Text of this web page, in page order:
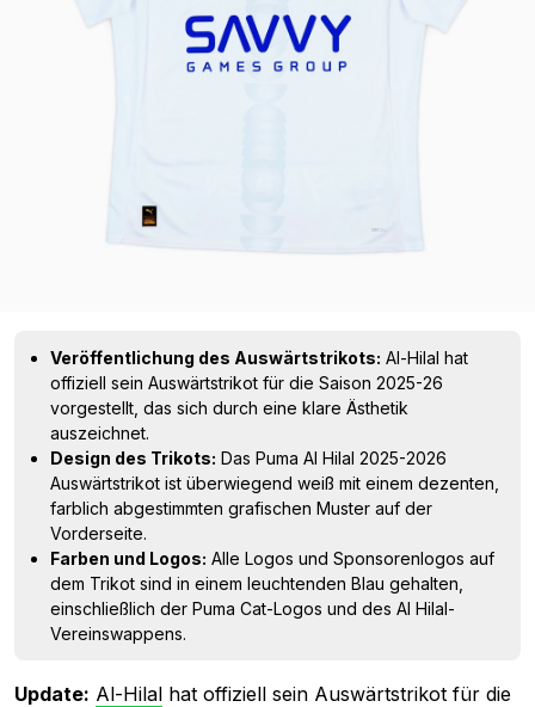
Veröffentlichung des Auswärtstrikots: Al-Hilal hat
offiziell sein Auswärtstrikot für die Saison 2025-26
vorgestellt, das sich durch eine klare Ästhetik
auszeichnet.
Design des Trikots: Das Puma Al Hilal 2025-2026
Auswärtstrikot ist überwiegend weiß mit einem dezenten,
farblich abgestimmten grafischen Muster auf der
Vorderseite.
Farben und Logos: Alle Logos und Sponsorenlogos auf
dem Trikot sind in einem leuchtenden Blau gehalten,
einschließlich der Puma Cat-Logos und des Al Hilal-
Vereinswappens.
Update: Al-Hilal hat offiziell sein Auswärtstrikot für die